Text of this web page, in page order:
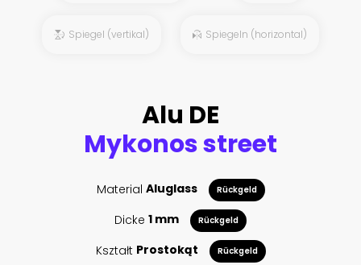
Spiegel (vertikal) Spiegeln (horizontal)
Alu DE
Mykonos street
Material Aluglass Rückgeld
Dicke 1 mm Rückgeld
Kształt Prostokąt Rückgeld